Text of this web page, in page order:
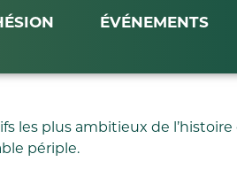
ÉVÉNEMENTS
les plus ambitieux de
périple.